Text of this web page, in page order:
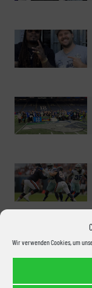
Wir verwenden Cookies, um